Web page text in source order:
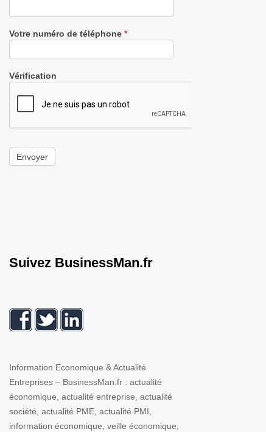
Votre numéro de téléphone *
Vérification
Envoyer
Suivez BusinessMan.fr
Information Economique & Actualité
Entreprises – BusinessMan.fr : actualité
économique, actualité entreprise, actualité
société, actualité PME, actualité PMI,
information économique, veille économique,